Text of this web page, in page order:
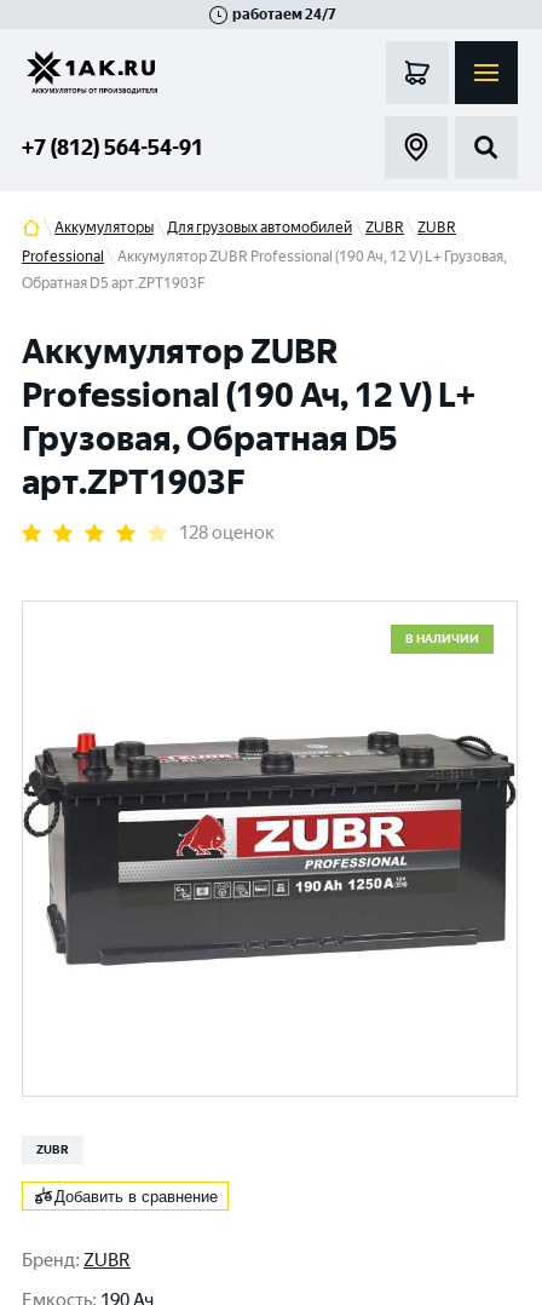
работаем 24/7
+7 (812) 564-54-91
Аккумуляторы Для грузовых автомобилей ZUBR
ZUBR
Professional
Аккумулятор ZUBR Professional (190 Ач, 12 V) L+ Грузовая,
Обратная D5 арт.ZPT1903F
Аккумулятор ZUBR
Professional (190 Ач, 12 V) L+
Грузовая, Обратная D5
арт.ZPT1903F
128 оценок
В НАЛИЧИИ
ZUBR
Добавить в сравнение
Бренд: ZUBR
Емкость: 190 Ач
Гатчина